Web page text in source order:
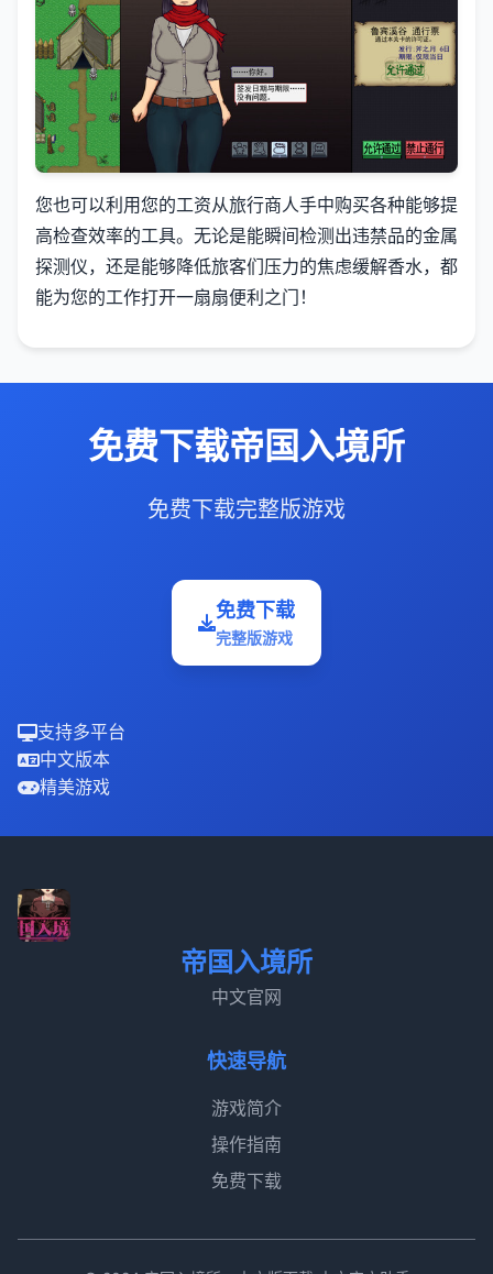
您也可以利用您的工资从旅行商人手中购买各种能够提
高检查效率的工具。无论是能瞬间检测出违禁品的金属
探测仪，还是能够降低旅客们压力的焦虑缓解香水，都
能为您的工作打开一扇扇便利之门！
免费下载帝国入境所
免费下载完整版游戏
免费下载
完整版游戏
支持多平台
中文版本
精美游戏
帝国入境所
中文官网
快速导航
游戏简介
操作指南
免费下载